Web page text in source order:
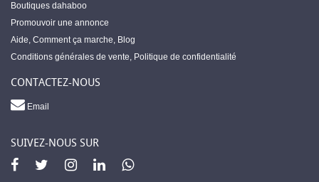
Boutiques dahaboo
Promouvoir une annonce
Aide, Comment ça marche, Blog
Conditions générales de vente, Politique de confidentialité
CONTACTEZ-NOUS
Email
SUIVEZ-NOUS SUR